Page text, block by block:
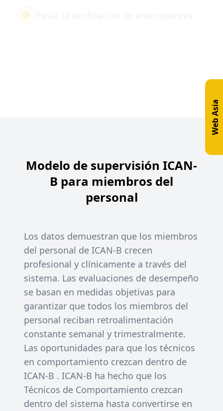
Modelo de supervisión ICAN-
B para miembros del
personal
Los datos demuestran que los miembros
del personal de ICAN-B crecen
profesional y clínicamente a través del
sistema. Las evaluaciones de desempeño
se basan en medidas objetivas para
garantizar que todos los miembros del
personal reciban retroalimentación
constante semanal y trimestralmente.
Las oportunidades para que los técnicos
en comportamiento crezcan dentro de
ICAN-B . ICAN-B ha hecho que los
Técnicos de Comportamiento crezcan
dentro del sistema hasta convertirse en
Web Asia